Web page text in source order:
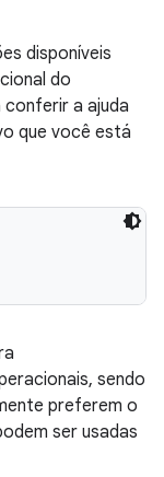
disponíveis
do
a ajuda
que você está
sendo
preferem o
ser usadas